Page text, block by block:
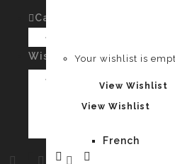
Spanish
French
Your wishlist is
View Wishlist
Cart
Wishlist 0
View Wishlist